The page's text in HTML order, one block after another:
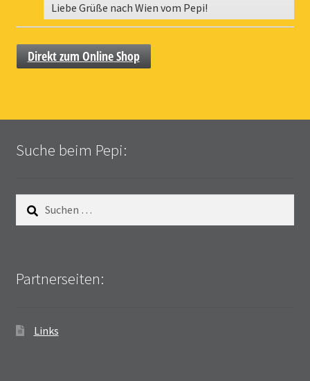
Liebe Grüße nach Wien vom Pepi!
Direkt zum Online Shop
Suche beim Pepi:
nach:
Partnerseiten:
Links